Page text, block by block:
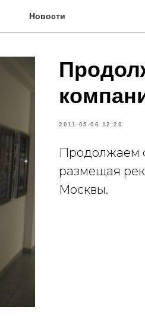
Новости
2011-05-06 12:20
Продолжаем
размещая
Москвы.